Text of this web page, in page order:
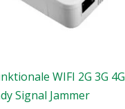
WIFI 2G 3G 4G
Signal Jammer